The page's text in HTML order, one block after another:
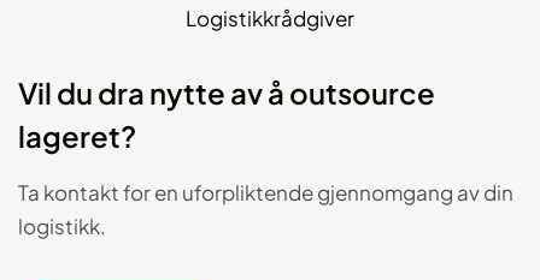
Logistikkrådgiver
Vil du dra nytte av å outsource
lageret?
Ta kontakt for en uforpliktende gjennomgang av din
logistikk.